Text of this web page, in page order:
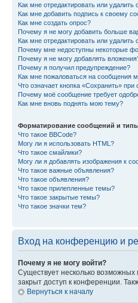
Как мне отредактировать или удалить
Как мне добавить подпись к своему
Как мне создать опрос?
Почему я не могу добавить больше
Как мне отредактировать или удалить
Почему мне недоступны некоторые
Почему я не могу добавлять
Почему я получил предупреждение?
Как мне пожаловаться на сообщения
Что означает кнопка «Сохранить»
Почему моё сообщение требует
Как мне вновь поднять мою тему?
Форматирование сообщений и
Что такое BBCode?
Могу ли я использовать HTML?
Что такое смайлики?
Могу ли я добавлять изображения к
Что такое важные объявления?
Что такое объявления?
Что такое прилепленные темы?
Что такое закрытые темы?
Что такое значки тем?
Вход на конференцию и
Почему я не могу войти?
Существует несколько
закрыт доступ к конференции.
Вернуться к началу